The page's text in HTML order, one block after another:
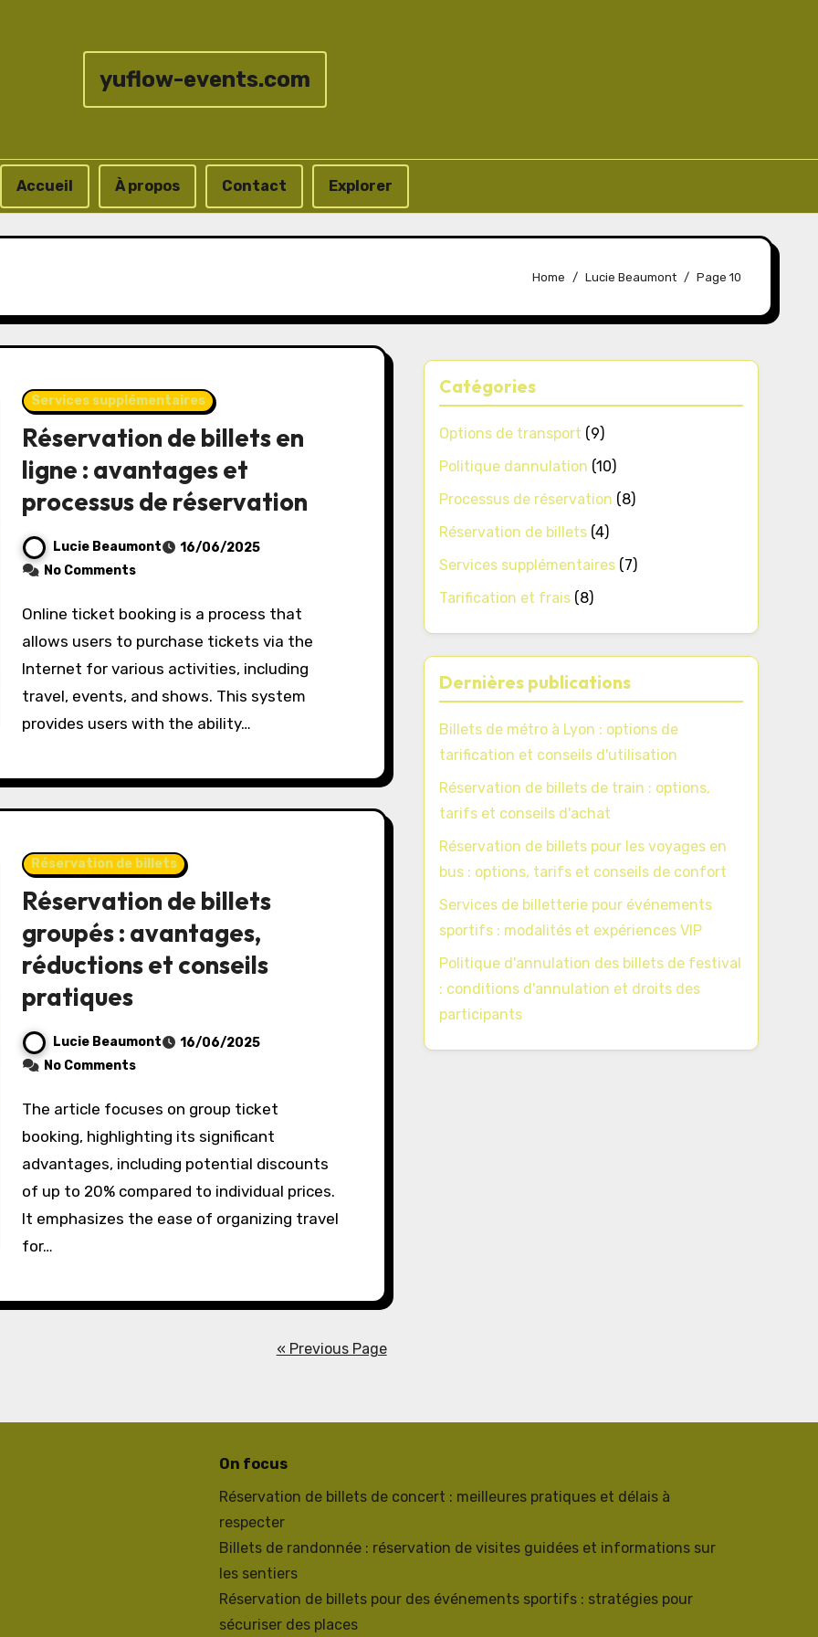
yuflow-events.com
Accueil À propos Contact Explorer
Home Lucie Beaumont Page 10
Services supplémentaires
Réservation de billets en
ligne : avantages et
processus de réservation
Lucie Beaumont
16/06/2025
No Comments
Online ticket booking is a process that
allows users to purchase tickets via the
Internet for various activities, including
travel, events, and shows. This system
provides users with the ability…
Réservation de billets
Réservation de billets
groupés : avantages,
réductions et conseils
pratiques
Lucie Beaumont
16/06/2025
No Comments
The article focuses on group ticket
booking, highlighting its significant
advantages, including potential discounts
of up to 20% compared to individual prices.
It emphasizes the ease of organizing travel
for…
« Previous Page
Catégories
Options de transport (9)
Politique dannulation (10)
Processus de réservation (8)
Réservation de billets(4)
Services supplémentaires(7)
Tarification et frais(8)
Dernières publications
Billets de métro à Lyon : options de
tarification et conseils d'utilisation
Réservation de billets de train : options,
tarifs et conseils d'achat
Réservation de billets pour les voyages en
bus : options, tarifs et conseils de confort
Services de billetterie pour événements
sportifs : modalités et expériences VIP
Politique d'annulation des billets de festival
: conditions d'annulation et droits des
participants
On focus
Réservation de billets de concert : meilleures pratiques et délais à
respecter
Billets de randonnée : réservation de visites guidées et informations sur
les sentiers
Réservation de billets pour des événements sportifs : stratégies pour
sécuriser des places